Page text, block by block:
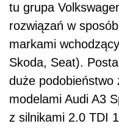
tu grupa
rozwiązań w
markami
Skoda, Seat).
duże podobieństwo
modelami Audi A3
z silnikami 2.0 TDI